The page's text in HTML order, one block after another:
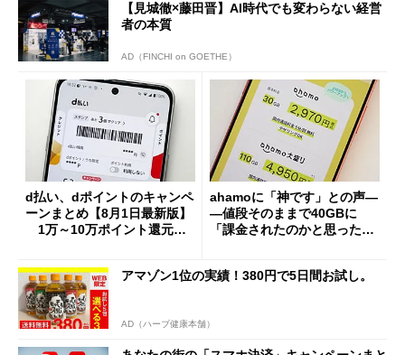
【見城徹×藤田晋】AI時代でも変わらない経営
者の本質
AD（FINCHI on GOETHE）
d払い、dポイントのキャンペ
ーンまとめ【8月1日最新版】
1万～10万ポイント還元の
ahamoに「神です」との声―
―値段そのままで40GBに
「課金されたのかと思った」
アマゾン1位の実績！380円で5日間お試し。
AD（ハーブ健康本舗）